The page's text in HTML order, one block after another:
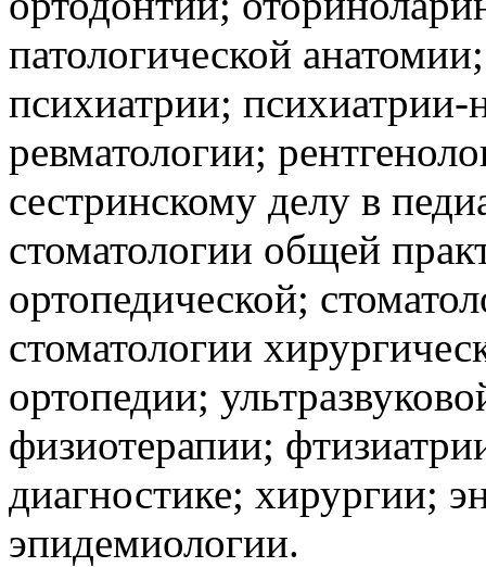
патологической
психиатрии;
ревматологии;
сестринскому делу в
стоматологии общей
ортопедической;
стоматологии
ортопедии;
физиотерапии;
диагностике; хирургии;
эпидемиологии.